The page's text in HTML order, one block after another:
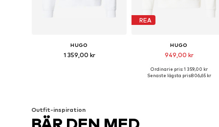
HUGO
1 359,00 kr
REA
HUGO
949,00 kr
Ordinarie pris: 1 359,00 kr
Senaste lägsta pris:806,65 kr
Outfit-inspiration